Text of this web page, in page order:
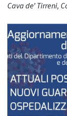
Cava de’ Tirreni,